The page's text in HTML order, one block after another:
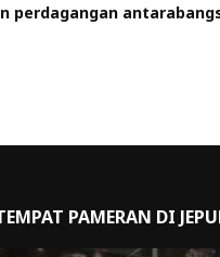
perdagangan
PAMERAN DI